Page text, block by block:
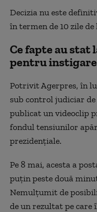
Decizia nu este
în termen de 10 zile
Ce fapte au stat
pentru
Potrivit Agerpres, în
sub control judiciar
publicat un videoclip
fondul tensiunilor
prezidențiale.
Pe 8 mai, acesta a
puțin peste două
Nemulțumit de
de un rezultat pe care